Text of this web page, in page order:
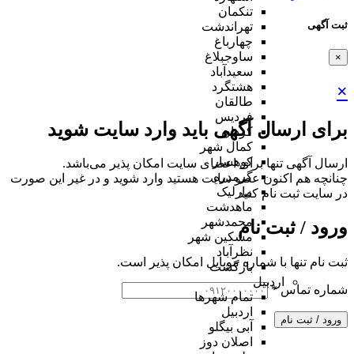
ثبت آگهی
×
×
برای ارسال آگهی باید وارد سایت شوید
ارسال آگهی تنها برای اعضای سایت امکان پذیر می‌باشد.
چنانچه هم‌ اکنون عضو سایت هستید وارد شوید و در غیر این صورت
در سایت ثبت نام کنید
ورود / ثبت نام
ثبت نام تنها با شماره موبایل امکان پذیر است.
شماره تماس*
ورود / ثبت نام
تنکمان
تهراندشت
چهارباغ
ساوجبلاغ
سعیدآباد
هشتگرد
طالقان
فردیس
کردان
کمال شهر
کوهسار
گرمدره
مارلیک
ماهدشت
محمدشهر
مشکین شهر
نظرآباد
بازگشت
اردبیل
تمام شهر‌ها
اردبیل
آبی بیگلو
اصلان دوز